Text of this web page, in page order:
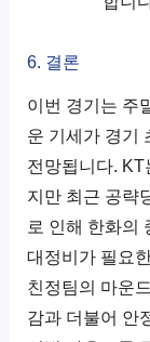
6. 결론
이번 경기는 주
운 기세가 경기
전망됩니다.
지만 최근 공략
로 인해 한화의
대정비가 필요
친정팀의 마운
감과 더불어 안